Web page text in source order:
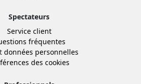
Spectateurs
Service client
fréquentes
données personnelles
des cookies